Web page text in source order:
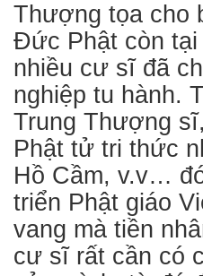
Thượng tọa cho
Đức Phật còn
nhiều cư sĩ đã
nghiệp tu hành.
Trung Thượng
Phật tử tri thức
Hồ Cầm, v.v…
triển Phật giáo
vang mà tiền
cư sĩ rất cần có